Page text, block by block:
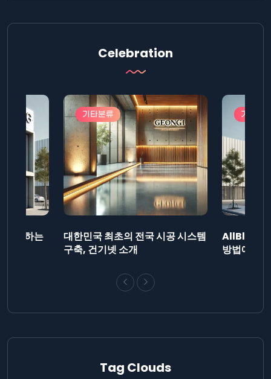
Celebration
제출하는
기타분류
대한민국 최초의 전국 시공 시스템
구축, 건기넷 소개
기타분
AllBlog에
방법에 대
Tag Clouds